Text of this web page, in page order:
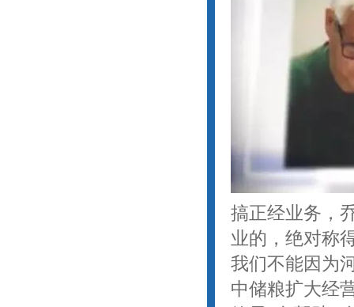
搞正经业务，
业的，绝对称
我们不能因为
中储粮扩大经